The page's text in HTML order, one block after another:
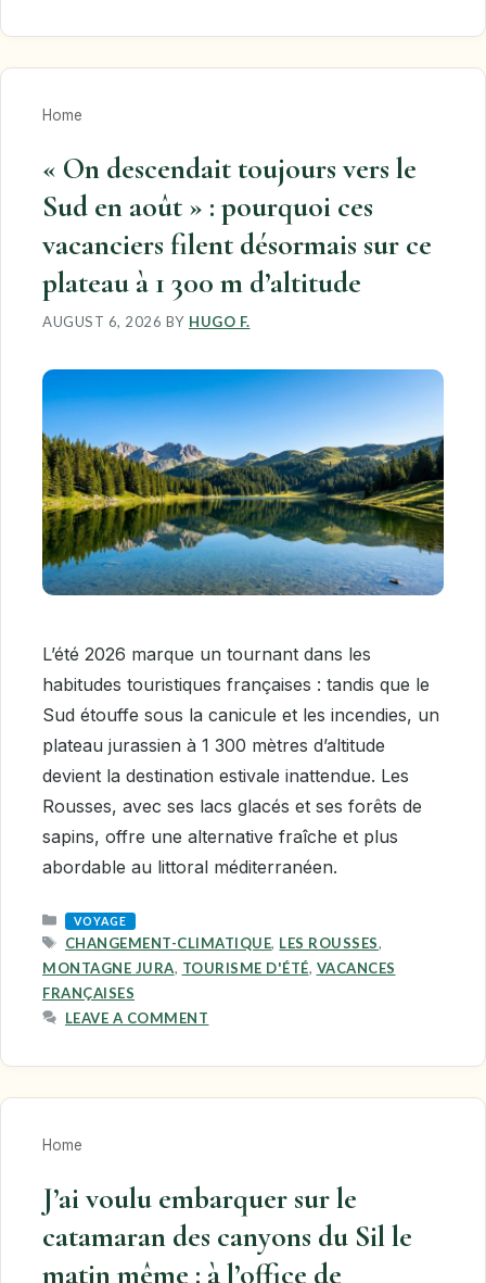
Home
« On descendait toujours vers le
Sud en août » : pourquoi ces
vacanciers filent désormais sur ce
plateau à 1 300 m d’altitude
AUGUST 6, 2026 BY HUGO F.
L’été 2026 marque un tournant dans les
habitudes touristiques françaises : tandis que le
Sud étouffe sous la canicule et les incendies, un
plateau jurassien à 1 300 mètres d’altitude
devient la destination estivale inattendue. Les
Rousses, avec ses lacs glacés et ses forêts de
sapins, offre une alternative fraîche et plus
abordable au littoral méditerranéen.
CATEGORIES
VOYAGE
TAGS
CHANGEMENT-CLIMATIQUE, LES ROUSSES,
MONTAGNE JURA, TOURISME D'ÉTÉ, VACANCES
FRANÇAISES
LEAVE A COMMENT
Home
J’ai voulu embarquer sur le
catamaran des canyons du Sil le
matin même : à l’office de